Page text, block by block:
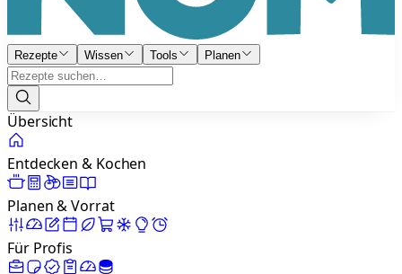
Rezepte Wissen Tools Planen
Übersicht
Entdecken & Kochen
Planen & Vorrat
Für Profis